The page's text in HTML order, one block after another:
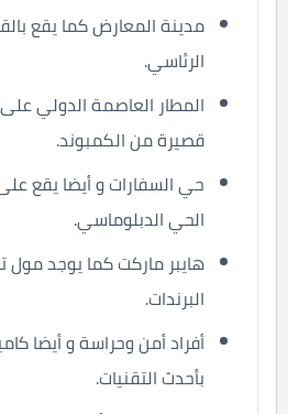
مدينة المعارض كما يقع
الرئاسي.
المطار العاصمة الدولي
قصيرة من الكمبوند.
حي السفارات و أيضا يقع
الحي الدبلوماسي.
هايبر ماركت كما يوجد مول
البرندات.
أفراد أمن وحراسة و أيضا
بأحدث التقنيات.